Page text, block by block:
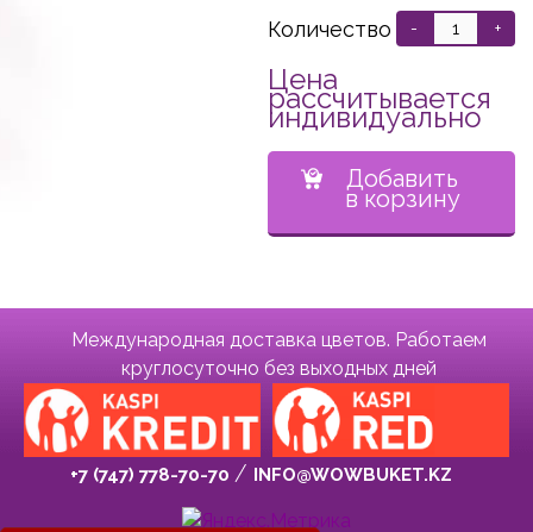
Количество - +
Цена
рассчитывается
индивидуально
Добавить
в корзину
Международная доставка цветов. Работаем
круглосуточно без выходных дней
+7 (747) 778-70-70 INFO@WOWBUKET.KZ